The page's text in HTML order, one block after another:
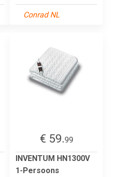
Conrad NL
€ 59.99
INVENTUM HN1300V
1-Persoons